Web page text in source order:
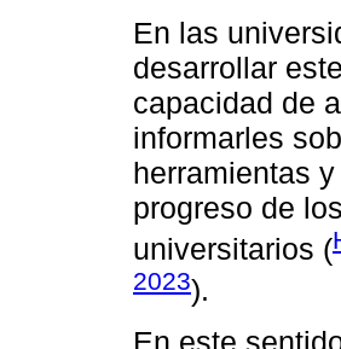
En las
desarrollar
capacidad de
informarles
herramientas
progreso de
universitarios (
2023).
En este